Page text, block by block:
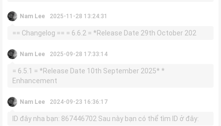
Nam Lee 2025-11-28 13:24:31
== Changelog == = 6.6.2 = *Release Date 29th October 202
Nam Lee 2025-09-28 17:33:14
= 6.5.1 = *Release Date 10th September 2025* *
Enhancement
Nam Lee 2024-09-23 16:36:17
ID đây nha bạn: 867446702 Sau này bạn có thể tìm ID ở đây: